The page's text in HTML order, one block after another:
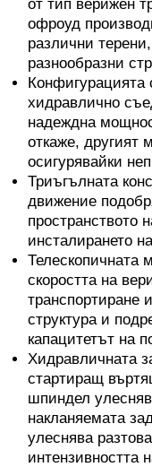
от тип верижен
офроуд
различни
разнообразни
Конфигурацията
хидравлично
надеждна
откаже, другият
осигурявайки
Триъгълната
движение
пространството
инсталирането
Телескопичната
скоростта на
транспортиране
структура и
капацитетът на
Хидравличната
стартиращ
шпиндел
накланяемата
улеснява
интензивността